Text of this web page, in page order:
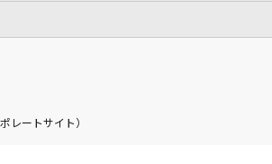
レートサイト）